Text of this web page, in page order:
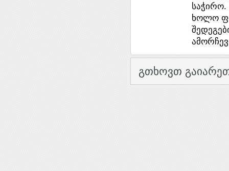
საჭირო.
ხოლო
გთხოვთ